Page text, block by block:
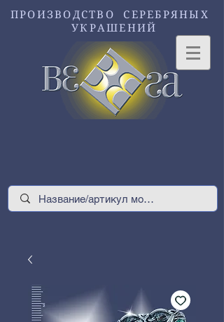
ПРОИЗВОДСТВО СЕРЕБРЯНЫХ
УКРАШЕНИЙ